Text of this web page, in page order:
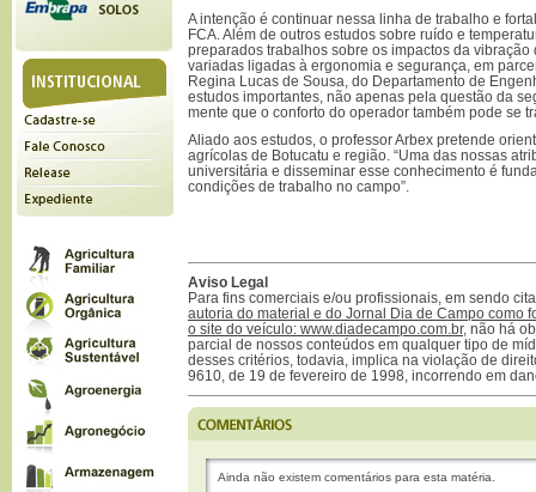
A intenção é continuar nessa linha de trabalho e
FCA. Além de outros estudos sobre ruído e
preparados trabalhos sobre os impactos da vibração
variadas ligadas à ergonomia e segurança, em
Regina Lucas de Sousa, do Departamento de
estudos importantes, não apenas pela questão da
mente que o conforto do operador também pode se
Aliado aos estudos, o professor Arbex pretende
agrícolas de Botucatu e região. “Uma das nossas
universitária e disseminar esse conhecimento é
condições de trabalho no campo”.
Aviso Legal
Para fins comerciais e/ou profissionais, em sendo
autoria do material e do Jornal Dia de Campo como
o site do veículo: www.diadecampo.com.br, não há
parcial de nossos conteúdos em qualquer tipo de
desses critérios, todavia, implica na violação de
9610, de 19 de fevereiro de 1998, incorrendo em
Ainda não existem comentários para esta matéria.